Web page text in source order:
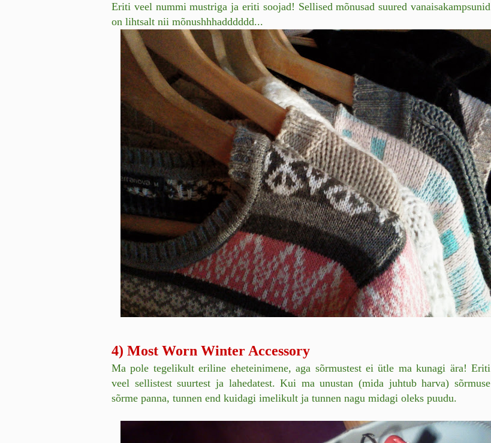
Eriti veel nummi mustriga ja eriti soojad! Sellised mõnusad suured vanaisakampsunid
on lihtsalt nii mõnushhhadddddd...
4) Most Worn Winter Accessory
Ma pole tegelikult eriline eheteinimene, aga sõrmustest ei ütle ma kunagi ära! Eriti
veel sellistest suurtest ja lahedatest. Kui ma unustan (mida juhtub harva) sõrmuse
sõrme panna, tunnen end kuidagi imelikult ja tunnen nagu midagi oleks puudu.